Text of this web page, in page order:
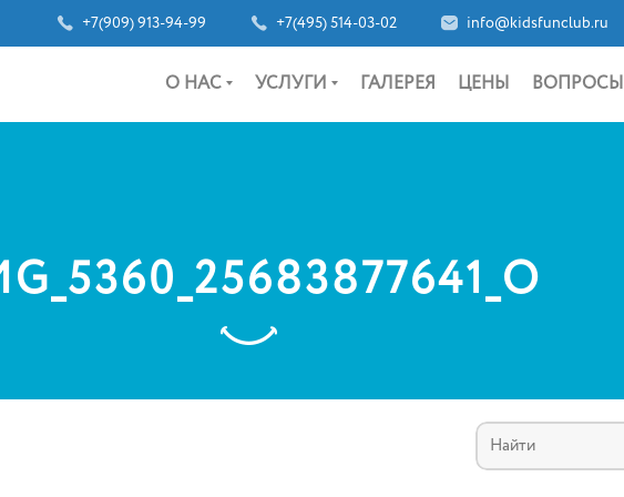
+7(909) 913-94-99 +7(495) 514-03-02 info@kidsfunclub.ru
О НАС УСЛУГИ ГАЛЕРЕЯ ЦЕНЫ ВОПРОСЫ